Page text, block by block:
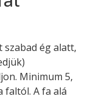
szabad ég alatt,
Minimum 5,
faltól. A fa alá